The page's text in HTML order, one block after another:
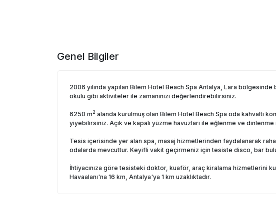
Genel Bilgiler
2006 yılında yapılan Bilem Hotel Beach Spa Antalya, Lara
okulu gibi aktiviteler ile zamanınızı değerlendirebilirsiniz.
6250 m2 alanda kurulmuş olan Bilem Hotel Beach Spa oda kahvaltı
yiyebilirsiniz. Açık ve kapalı yüzme havuzları ile eğlenme ve dinlenme
Tesis içerisinde yer alan spa, masaj hizmetlerinden faydalanarak
odalarda mevcuttur. Keyifli vakit geçirmeniz için tesiste disco, bar
İhtiyacınıza göre tesisteki doktor, kuaför, araç kiralama hizmetlerini
Havaalanı'na 16 km, Antalya'ya 1 km uzaklıktadır.